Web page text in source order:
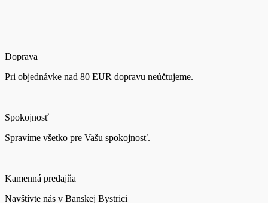
Doprava
Pri objednávke nad 80 EUR dopravu neúčtujeme.
Spokojnosť
Spravíme všetko pre Vašu spokojnosť.
Kamenná predajňa
Navštívte nás v Banskej Bystrici